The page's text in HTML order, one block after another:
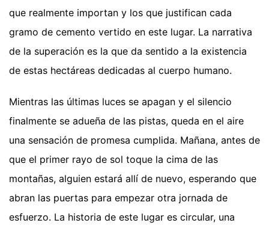
que realmente importan y los que justifican cada
gramo de cemento vertido en este lugar. La narrativa
de la superación es la que da sentido a la existencia
de estas hectáreas dedicadas al cuerpo humano.
Mientras las últimas luces se apagan y el silencio
finalmente se adueña de las pistas, queda en el aire
una sensación de promesa cumplida. Mañana, antes de
que el primer rayo de sol toque la cima de las
montañas, alguien estará allí de nuevo, esperando que
abran las puertas para empezar otra jornada de
esfuerzo. La historia de este lugar es circular, una